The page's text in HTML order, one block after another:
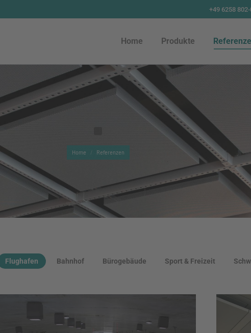
+49 6258
Home Produkte
Home Referenzen
Flughafen Bahnhof Bürogebäude Sport & Freizeit
Home Produkte